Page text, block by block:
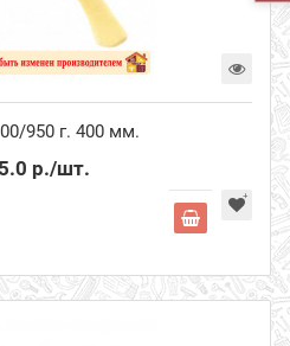
950 г. 400 мм.
р./шт.